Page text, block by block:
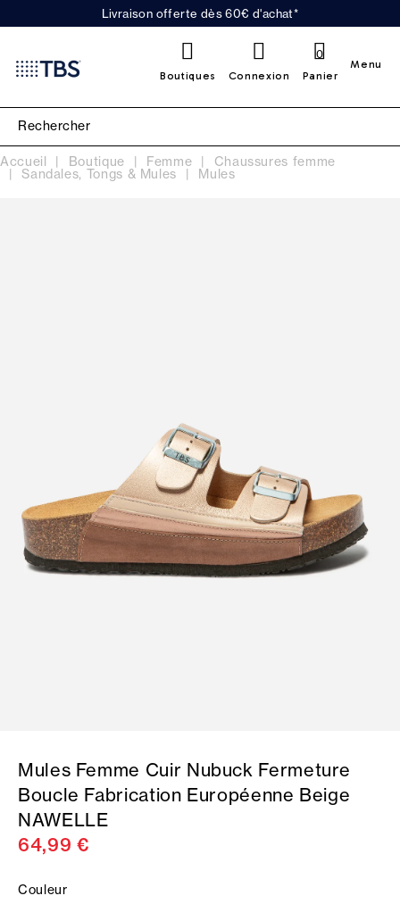
Livraison offerte dès 60€ d'achat*
Boutiques Connexion Panier
0
Menu
Accueil Boutique Femme Chaussures femme
Sandales, Tongs & Mules Mules
Mules Femme Cuir Nubuck Fermeture
Boucle Fabrication Européenne Beige
NAWELLE
64,99 €
Couleur